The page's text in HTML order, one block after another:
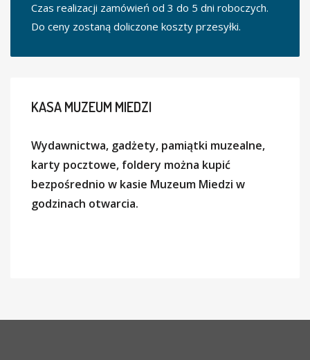
Czas realizacji zamówień od 3 do 5 dni roboczych.
Do ceny zostaną doliczone koszty przesyłki.
KASAMUZEUM MIEDZI
Wydawnictwa, gadżety, pamiątki muzealne,
karty pocztowe, foldery można kupić
bezpośrednio w kasie Muzeum Miedzi w
godzinach otwarcia.